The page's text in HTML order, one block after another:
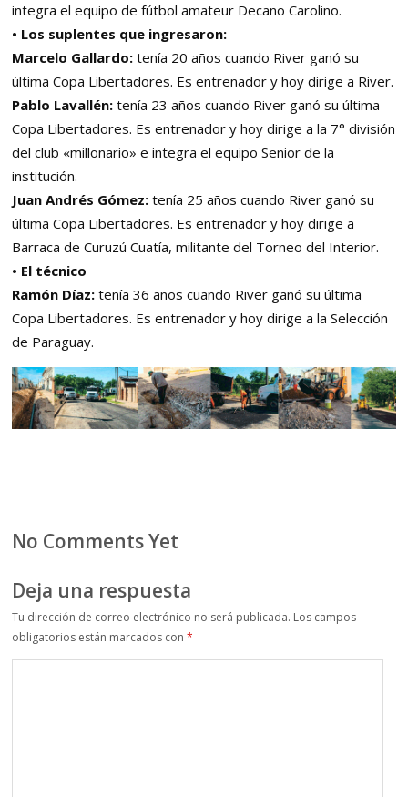
integra el equipo de fútbol amateur Decano Carolino.
• Los suplentes que ingresaron:
Marcelo Gallardo:tenía 20 años cuando River ganó su
última Copa Libertadores. Es entrenador y hoy dirige a River.
Pablo Lavallén:tenía 23 años cuando River ganó su última
Copa Libertadores. Es entrenador y hoy dirige a la 7° división
del club «millonario» e integra el equipo Senior de la
institución.
Juan Andrés Gómez:tenía 25 años cuando River ganó su
última Copa Libertadores. Es entrenador y hoy dirige a
Barraca de Curuzú Cuatía, militante del Torneo del Interior.
• El técnico
Ramón Díaz:tenía 36 años cuando River ganó su última
Copa Libertadores. Es entrenador y hoy dirige a la Selección
de Paraguay.
No Comments Yet
Deja una respuesta
Tu dirección de correo electrónico no será publicada. Los campos
obligatorios están marcados con*